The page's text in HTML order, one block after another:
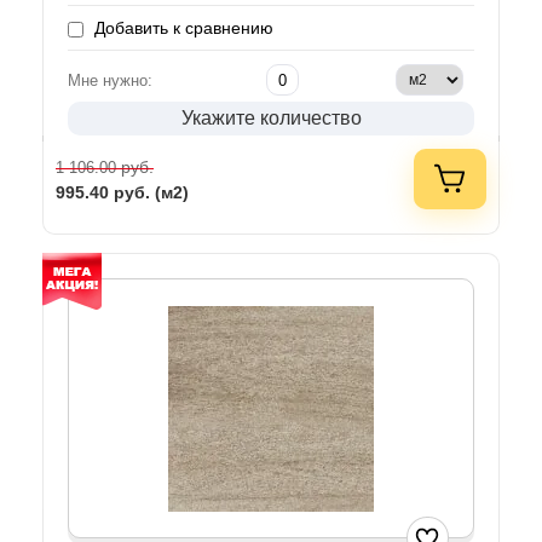
Добавить к сравнению
Мне нужно:
Укажите количество
1 106.00руб.
995.40 руб. (м2)